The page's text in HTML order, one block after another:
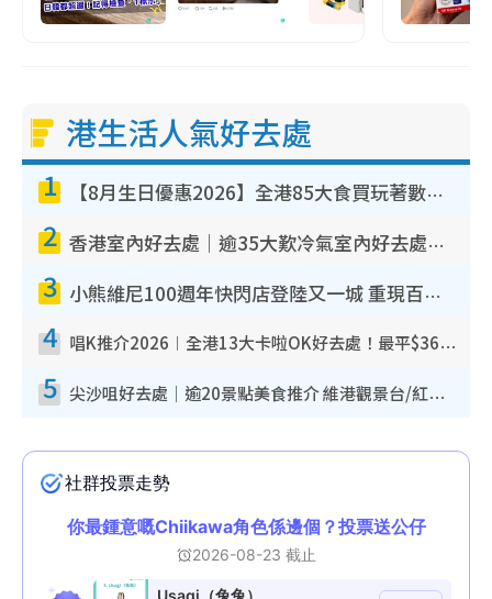
港生活人氣好去處
1 【8月生日優惠2026】全港85大食買玩著數攻略 自助餐/火鍋放題同行免費＋誠品/DONKI送現金券
2 香港室內好去處｜逾35大歎冷氣室內好去處推介 室內活動免費避雨無懼落雨
3 小熊維尼100週年快閃店登陸又一城 重現百畝森林經典場景／獨家限定盲盒登場／專屬DIY香水
4 唱K推介2026︱全港13大卡啦OK好去處！最平$36起 日文K都有！(附地址+收費詳情)
5 尖沙咀好去處｜逾20景點美食推介 維港觀景台/紅磚古蹟/九龍公園/室內遊樂場